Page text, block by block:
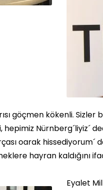
göçmen kökenli. Sizler
Nürnberg´liyiz´
oarak hissediyorum´
hayran kaldığını
Eyalet